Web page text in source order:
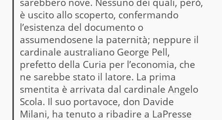
è uscito allo scoperto, confermando
l’esistenza del documento o
assumendosene la paternità; neppure il
cardinale australiano George Pell,
prefetto della Curia per l’economia, che
ne sarebbe stato il latore. La prima
smentita è arrivata dal cardinale Angelo
Scola. Il suo portavoce, don Davide
Milani, ha tenuto a ribadire a LaPresse